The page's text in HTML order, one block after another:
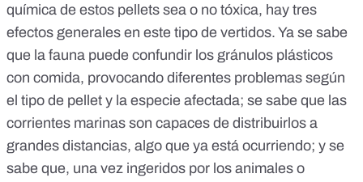
química de estos pellets sea o no tóxica, hay tres
efectos generales en este tipo de vertidos. Ya se sabe
que la fauna puede confundir los gránulos plásticos
con comida, provocando diferentes problemas según
el tipo de pellet y la especie afectada; se sabe que las
corrientes marinas son capaces de distribuirlos a
grandes distancias, algo que ya está ocurriendo; y se
sabe que, una vez ingeridos por los animales o